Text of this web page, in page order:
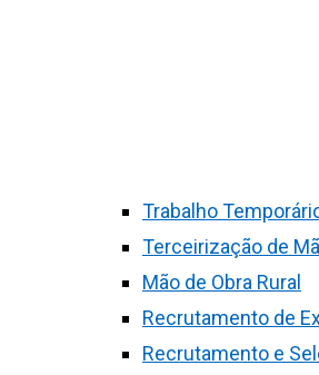
Trabalho
Terceirização de
Mão de Obra Rural
Recrutamento de
Recrutamento e